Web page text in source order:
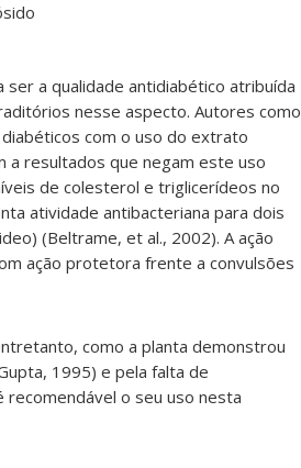
ser a qualidade antidiabético atribuída
nesse aspecto. Autores como
com o uso do extrato
a resultados que negam este uso
de colesterol e triglicerídeos no
atividade antibacteriana para dois
(Beltrame, et al., 2002). A ação
ação protetora frente a convulsões
como a planta demonstrou
1995) e pela falta de
o seu uso nesta